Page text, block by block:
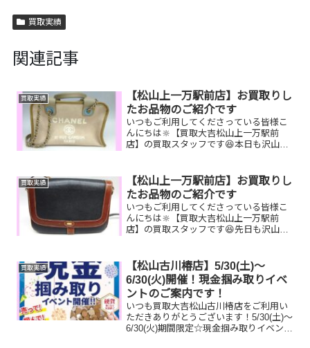
買取実績
関連記事
買取実績
【松山上一万駅前店】お買取りし
たお品物のご紹介です
いつもご利用してくださっている皆様こ
んにちは🔆【買取大吉松山上一万駅前
店】の買取スタッフです😆本日も沢山の
ショルダーバッグ／Nikonカメラ／K18ブ
ローチし...
買取実績
【松山上一万駅前店】お買取りし
たお品物のご紹介です
いつもご利用してくださっている皆様こ
んにちは🔆【買取大吉松山上一万駅前
店】の買取スタッフです😆先日も沢山の
ショルダーバッグ 御在位10万円金貨
全国百貨店共通商品...
買取実績
【松山古川椿店】5/30(土)～
6/30(火)開催！現金掴み取りイベ
ントのご案内です！
いつも買取大吉松山古川椿店をご利用い
ただきありがとうございます！5/30(土)～
6/30(火)期間限定☆現金掴み取りイベント